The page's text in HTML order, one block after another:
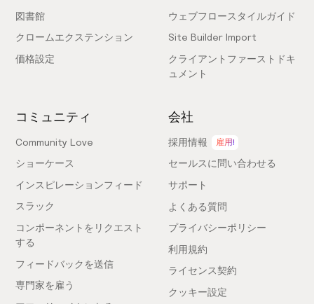
図書館
クロームエクステンション
価格設定
ウェブフロースタイルガイド
Site Builder Import
クライアントファーストドキ
ュメント
コミュニティ
Community Love
ショーケース
インスピレーションフィード
スラック
コンポーネントをリクエスト
する
フィードバックを送信
専門家を雇う
会社
採用情報 雇用!
セールスに問い合わせる
サポート
よくある質問
プライバシーポリシー
利用規約
ライセンス契約
クッキー設定